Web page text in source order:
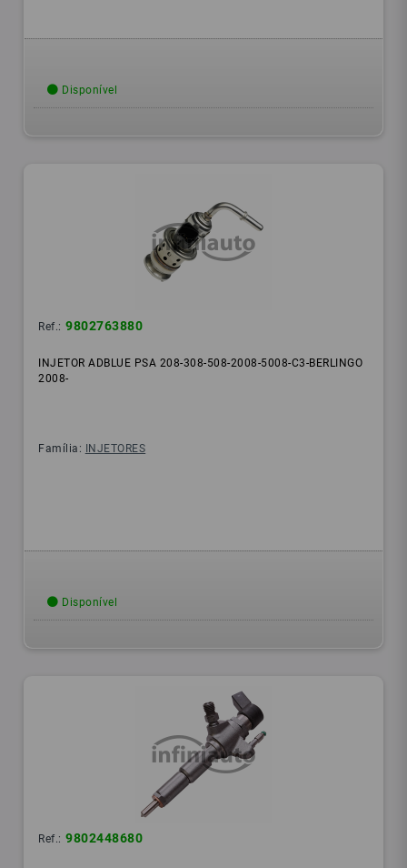
Disponível
Ref.: 9802763880
INJETOR ADBLUE PSA 208-308-508-2008-5008-C3-BERLINGO
2008-
Família: INJETORES
Disponível
Ref.: 9802448680